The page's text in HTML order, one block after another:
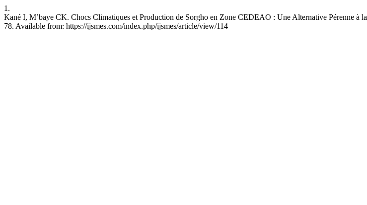
1.
Kané I, M’baye CK. Chocs Climatiques et Production de Sorgho en Zone CEDEAO : Une Alternative Pérenne
78. Available from: https://ijsmes.com/index.php/ijsmes/article/view/114